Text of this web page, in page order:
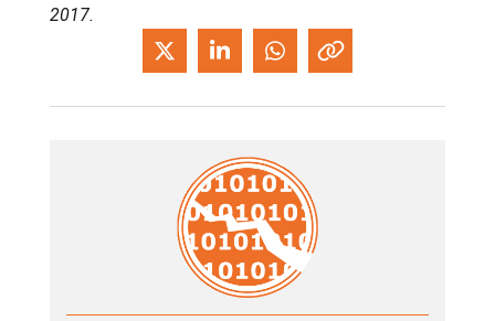
2017.